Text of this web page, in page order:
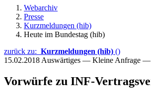
Webarchiv
Presse
Kurzmeldungen (hib)
Heute im Bundestag (hib)
zurück zu: Kurzmeldungen (hib) ()
15.02.2018 Auswärtiges — Kleine Anfrage —
Vorwürfe zu INF-